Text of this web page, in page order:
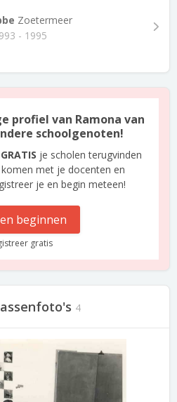
Zoetermeer
- 1995
profiel van Ramona van
schoolgenoten!
GRATIS je scholen terugvinden
met je docenten en
je en begin meteen!
beginnen
gratis
4